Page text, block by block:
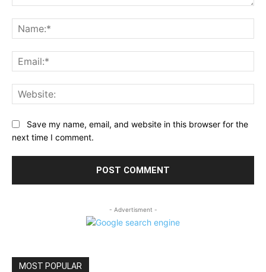
Save my name, email, and website in this browser for the
next time I comment.
- Advertisment -
MOST POPULAR